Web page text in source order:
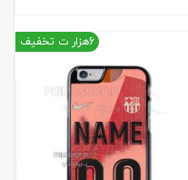
6هزار ت تخفیف